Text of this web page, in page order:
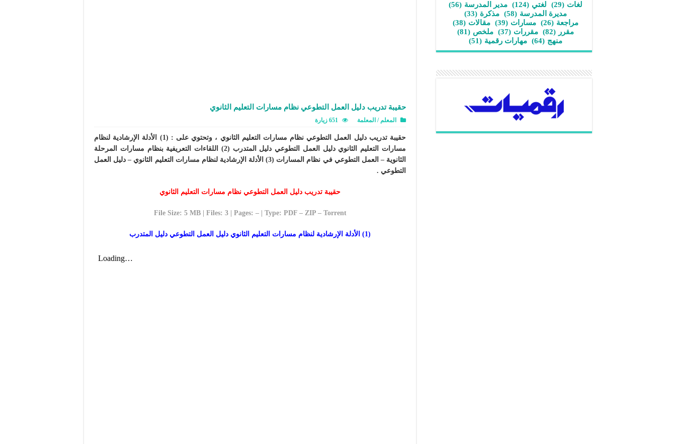
حقيبة تدريب دليل العمل التطوعي نظام مسارات التعليم الثانوي
المعلم / المعلمة 651 زيارة
حقيبة تدريب دليل العمل التطوعي نظام مسارات التعليم الثانوي ، وتحتوي على : (1) الأدلة الإرشادية لنظام
مسارات التعليم الثانوي دليل العمل التطوعي دليل المتدرب (2) اللقاءات التعريفية بنظام مسارات المرحلة
الثانوية – العمل التطوعي في نظام المسارات (3) الأدلة الإرشادية لنظام مسارات التعليم الثانوي – دليل العمل
التطوعي .
حقيبة تدريب دليل العمل التطوعي نظام مسارات التعليم الثانوي
File Size: 5 MB | Files: 3 | Pages: – | Type: PDF – ZIP – Torrent
(1) الأدلة الإرشادية لنظام مسارات التعليم الثانوي دليل العمل التطوعي دليل المتدرب
لغات (29) لغتي (124) مدير المدرسة (56)
مديرة المدرسة (58) مذكرة (33)
مراجعة (26) مسارات (39) مقالات (38)
مقرر (82) مقررات (37) ملخص (81)
منهج (64) مهارات رقمية (51)